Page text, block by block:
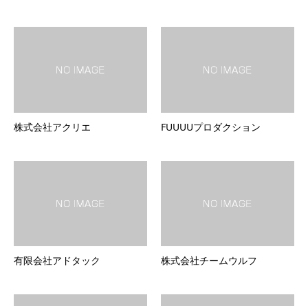
株式会社アクリエ FUUUUプロダクション
有限会社アドタック 株式会社チームウルフ